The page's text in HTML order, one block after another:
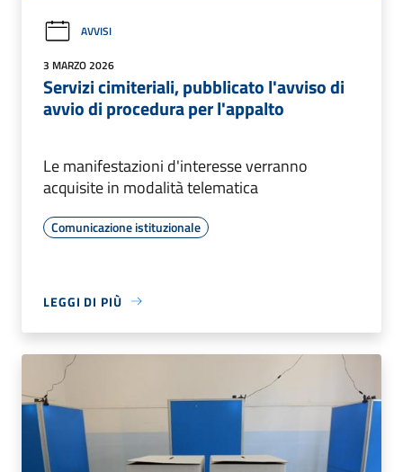
AVVISI
3 MARZO 2026
Servizi cimiteriali, pubblicato l'avviso di
avvio di procedura per l'appalto
Le manifestazioni d'interesse verranno
acquisite in modalità telematica
Comunicazione istituzionale
LEGGI DI PIÙ